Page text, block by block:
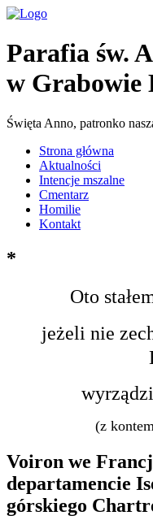
Parafia św.
w Grabowie
Święta Anno, patronko
Strona główna
Aktualności
Intencje mszalne
Cmentarz
Homilie
Kontakt
*
Oto
jeżeli nie
(z
Voiron we
departamencie
górskiego